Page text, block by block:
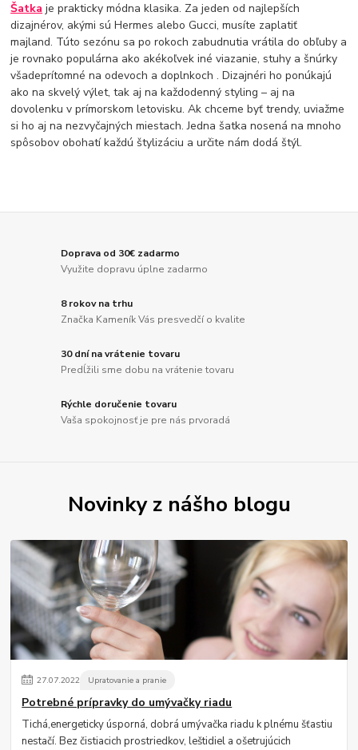
Šatka je prakticky módna klasika. Za jeden od najlepších
dizajnérov, akými sú Hermes alebo Gucci, musíte zaplatiť
majland. Túto sezónu sa po rokoch zabudnutia vrátila do obľuby a
je rovnako populárna ako akékoľvek iné viazanie, stuhy a šnúrky
všadeprítomné na odevoch a doplnkoch . Dizajnéri ho ponúkajú
ako na skvelý výlet, tak aj na každodenný styling – aj na
dovolenku v prímorskom letovisku. Ak chceme byť trendy, uviažme
si ho aj na nezvyčajných miestach. Jedna šatka nosená na mnoho
spôsobov obohatí každú štylizáciu a určite nám dodá štýl.
Doprava od 30€ zadarmo
Využite dopravu úplne zadarmo
8 rokov na trhu
Značka Kameník Vás presvedčí o kvalite
30 dní na vrátenie tovaru
Predĺžili sme dobu na vrátenie tovaru
Rýchle doručenie tovaru
Vaša spokojnosť je pre nás prvoradá
Novinky z nášho blogu
27.07.2022 Upratovanie a pranie
Potrebné prípravky do umývačky riadu
Tichá,energeticky úsporná, dobrá umývačka riadu k plnému šťastiu
nestačí. Bez čistiacich prostriedkov, leštidiel a ošetrujúcich